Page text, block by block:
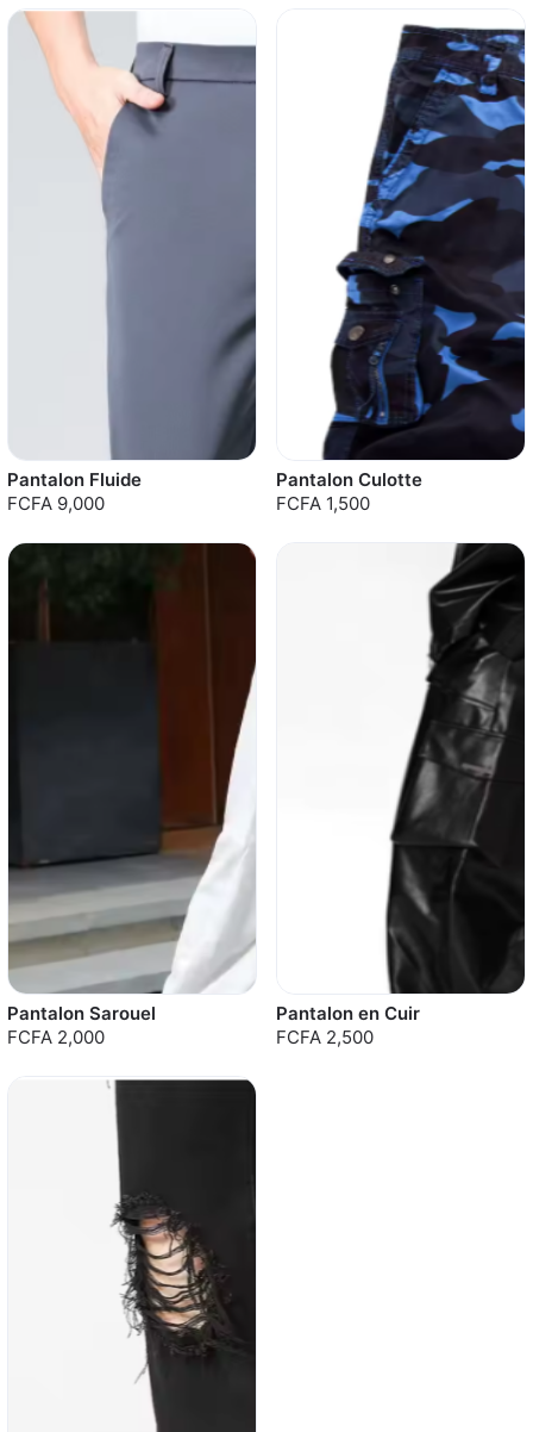
Pantalon Fluide
FCFA 9,000
Pantalon Culotte
FCFA 1,500
Pantalon Sarouel
FCFA 2,000
Pantalon en Cuir
FCFA 2,500